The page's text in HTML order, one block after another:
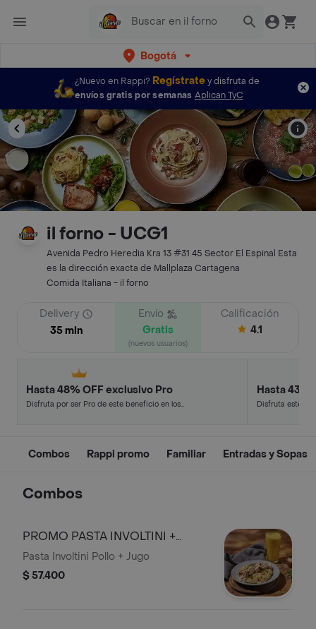
Bogotá
¿Nuevo en Rappi? Regístratey disfruta de
envíos gratis por semanas Aplican TyC
il forno - UCG1
Avenida Pedro Heredia Kra 13 #31 45 Sector El Espinal Esta
es la dirección exacta de Mallplaza Cartagena
Comida Italiana - il forno
Delivery
35 min
Envío
Gratis
(nuevos usuarios)
Calificación
4.1
Hasta 48% OFF exclusivo Pro
Disfruta por ser Pro de este beneficio en los
Hasta 43%
Disfruta este
Combos Rappi promo Familiar Entradas y Sopas
Combos
PROMO PASTA INVOLTINI +
JUGO
Pasta Involtini Pollo + Jugo
$ 57.400